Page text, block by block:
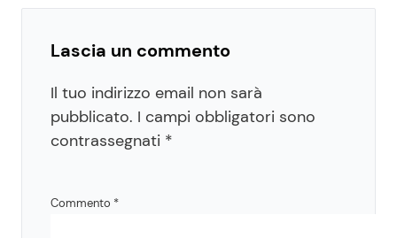
Lascia un commento
Il tuo indirizzo email non sarà
pubblicato. I campi obbligatori sono
contrassegnati *
Commento *